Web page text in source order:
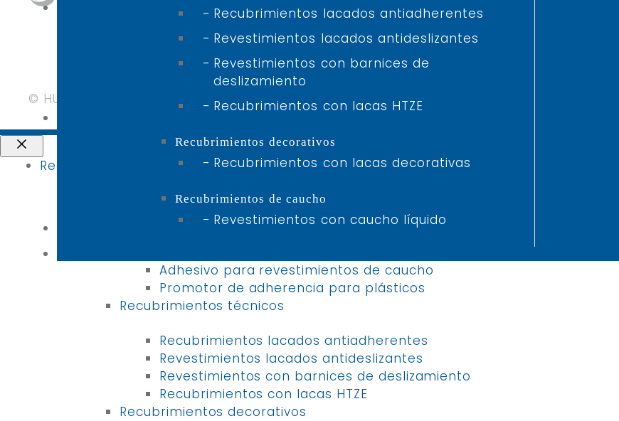
Recubrimientos lacados antiadherentes
Revestimientos lacados antideslizantes
Revestimientos con barnices de
deslizamiento
Recubrimientos con lacas HTZE
Recubrimientos decorativos
Recubrimientos con lacas decorativas
Recubrimientos de caucho
Revestimientos con caucho líquido
Instagram
LinkedIn
Protección de datos
Plataforma de denuncia de irregularidades
© HUEHOCO 2026 All Rights Reserved
CerrarRecubrimiento de bobinas
Recubrimientos
Adhesivo para revestimientos de caucho
Promotor de adherencia para plásticos
Recubrimientos técnicos
Recubrimientos lacados antiadherentes
Revestimientos lacados antideslizantes
Revestimientos con barnices de deslizamiento
Recubrimientos con lacas HTZE
Recubrimientos decorativos